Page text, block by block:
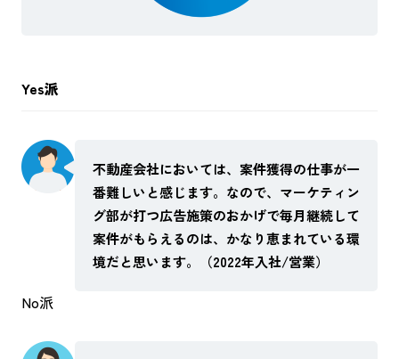
Yes派
不動産会社においては、案件獲得の仕事が一
番難しいと感じます。なので、マーケティン
グ部が打つ広告施策のおかげで毎月継続して
案件がもらえるのは、かなり恵まれている環
境だと思います。（2022年入社/営業）
No派